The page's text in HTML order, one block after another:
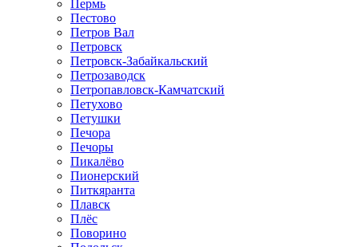
Пермь
Пестово
Петров Вал
Петровск
Петровск-Забайкальский
Петрозаводск
Петропавловск-Камчатский
Петухово
Петушки
Печора
Печоры
Пикалёво
Пионерский
Питкяранта
Плавск
Плёс
Поворино